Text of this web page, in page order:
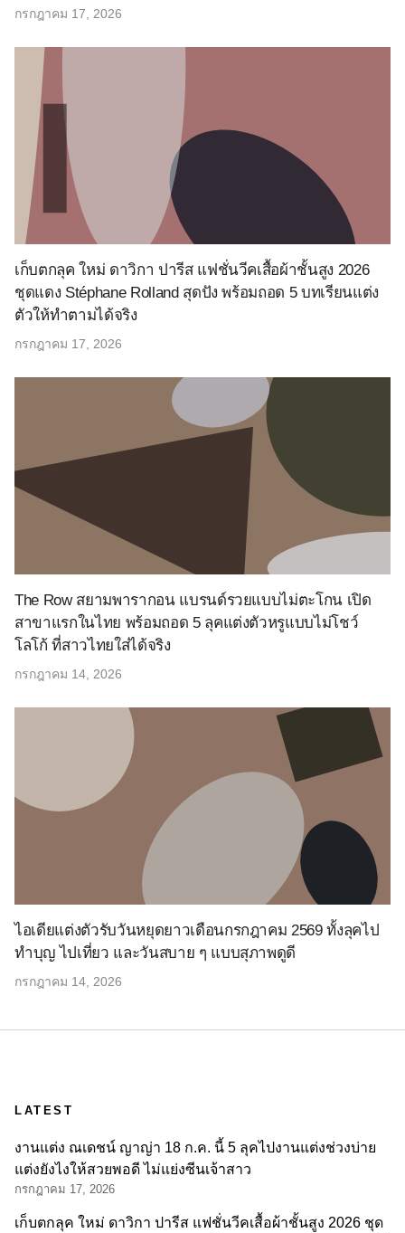
กรกฎาคม 17, 2026
เก็บตกลุค ใหม่ ดาวิกา ปารีส แฟชั่นวีคเสื้อผ้าชั้นสูง 2026
ชุดแดง Stéphane Rolland สุดปัง พร้อมถอด 5 บทเรียนแต่ง
ตัวให้ทำตามได้จริง
กรกฎาคม 17, 2026
The Row สยามพารากอน แบรนด์รวยแบบไม่ตะโกน เปิด
สาขาแรกในไทย พร้อมถอด 5 ลุคแต่งตัวหรูแบบไม่โชว์
โลโก้ ที่สาวไทยใส่ได้จริง
กรกฎาคม 14, 2026
ไอเดียแต่งตัวรับวันหยุดยาวเดือนกรกฎาคม 2569 ทั้งลุคไป
ทำบุญ ไปเที่ยว และวันสบาย ๆ แบบสุภาพดูดี
กรกฎาคม 14, 2026
LATEST
งานแต่ง ณเดชน์ ญาญ่า 18 ก.ค. นี้ 5 ลุคไปงานแต่งช่วงบ่าย
แต่งยังไงให้สวยพอดี ไม่แย่งซีนเจ้าสาว
กรกฎาคม 17, 2026
เก็บตกลุค ใหม่ ดาวิกา ปารีส แฟชั่นวีคเสื้อผ้าชั้นสูง 2026 ชุด